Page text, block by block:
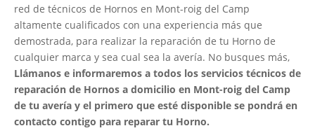
red de técnicos de Hornos en Mont-roig del Camp
altamente cualificados con una experiencia más que
demostrada, para realizar la reparación de tu Horno de
cualquier marca y sea cual sea la avería. No busques más,
Llámanos e informaremos a todos los servicios técnicos de
reparación de Hornos a domicilio en Mont-roig del Camp
de tu avería y el primero que esté disponible se pondrá en
contacto contigo para reparar tu Horno.